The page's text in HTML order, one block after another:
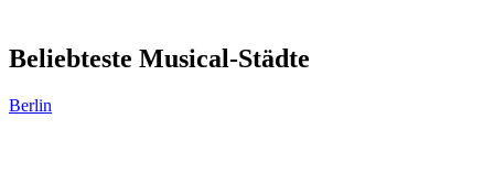
Beliebteste Musical-Städte
Berlin